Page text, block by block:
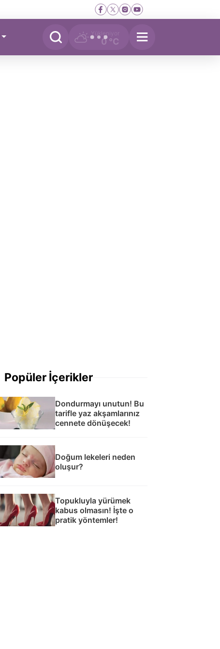
Yükleniyor
0 °C
Popüler İçerikler
Dondurmayı unutun! Bu
tarifle yaz akşamlarınız
cennete dönüşecek!
Doğum lekeleri neden
oluşur?
Topukluyla yürümek
kabus olmasın! İşte o
pratik yöntemler!